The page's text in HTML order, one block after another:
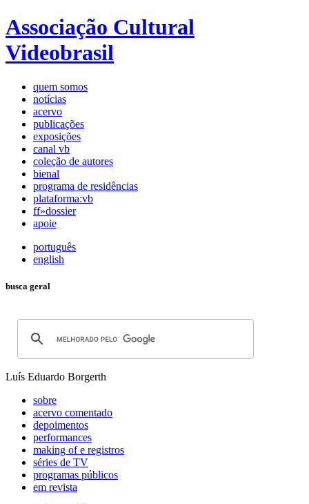
Associação Cultural
Videobrasil
quem somos
notícias
acervo
publicações
exposições
canal vb
coleção de autores
bienal
programa de residências
plataforma:vb
ff»dossier
apoie
português
english
busca geral
Luís Eduardo Borgerth
sobre
acervo comentado
depoimentos
performances
making of e registros
séries de TV
programas públicos
em revista